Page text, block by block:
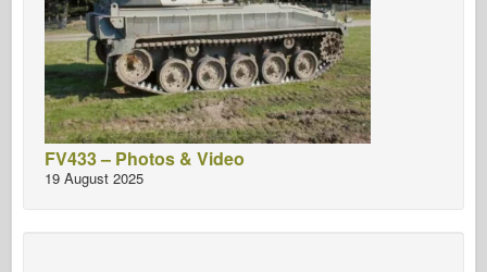
FV433 – Photos & Video
19 August 2025